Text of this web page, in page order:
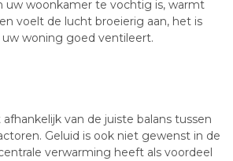
uw woonkamer te vochtig is, warmt
voelt de lucht broeierig aan, het is
woning goed ventileert.
van de juiste balans tussen
Geluid is ook niet gewenst in de
verwarming heeft als voordeel